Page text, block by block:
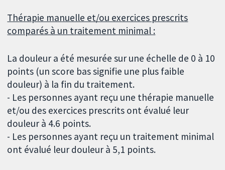
Thérapie manuelle et/ou exercices prescrits
comparés à un traitement minimal :
La douleur a été mesurée sur une échelle de 0 à 10
points (un score bas signifie une plus faible
douleur) à la fin du traitement.
- Les personnes ayant reçu une thérapie manuelle
et/ou des exercices prescrits ont évalué leur
douleur à 4.6 points.
- Les personnes ayant reçu un traitement minimal
ont évalué leur douleur à 5,1 points.